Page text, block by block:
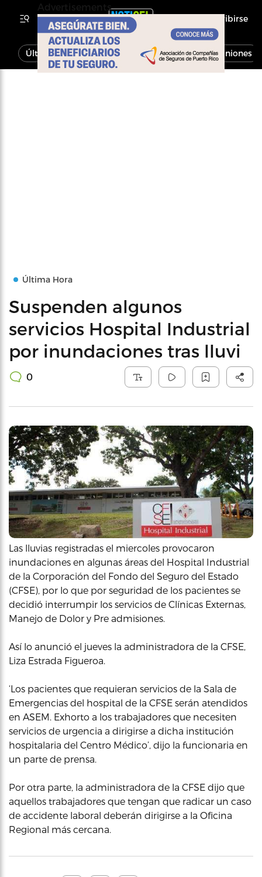
Inscribirse
Última Hora Noticias Economía Opiniones
Última Hora
Suspenden algunos
servicios Hospital Industrial
por inundaciones tras lluvi
0
Las lluvias registradas el miercoles provocaron
inundaciones en algunas áreas del Hospital Industrial
de la Corporación del Fondo del Seguro del Estado
(CFSE), por lo que por seguridad de los pacientes se
decidió interrumpir los servicios de Clínicas Externas,
Manejo de Dolor y Pre admisiones.
Así lo anunció el jueves la administradora de la CFSE,
Liza Estrada Figueroa.
‘Los pacientes que requieran servicios de la Sala de
Emergencias del hospital de la CFSE serán atendidos
en ASEM. Exhorto a los trabajadores que necesiten
servicios de urgencia a dirigirse a dicha institución
hospitalaria del Centro Médico’, dijo la funcionaria en
un parte de prensa.
Por otra parte, la administradora de la CFSE dijo que
aquellos trabajadores que tengan que radicar un caso
de accidente laboral deberán dirigirse a la Oficina
Regional más cercana.
Advertisements